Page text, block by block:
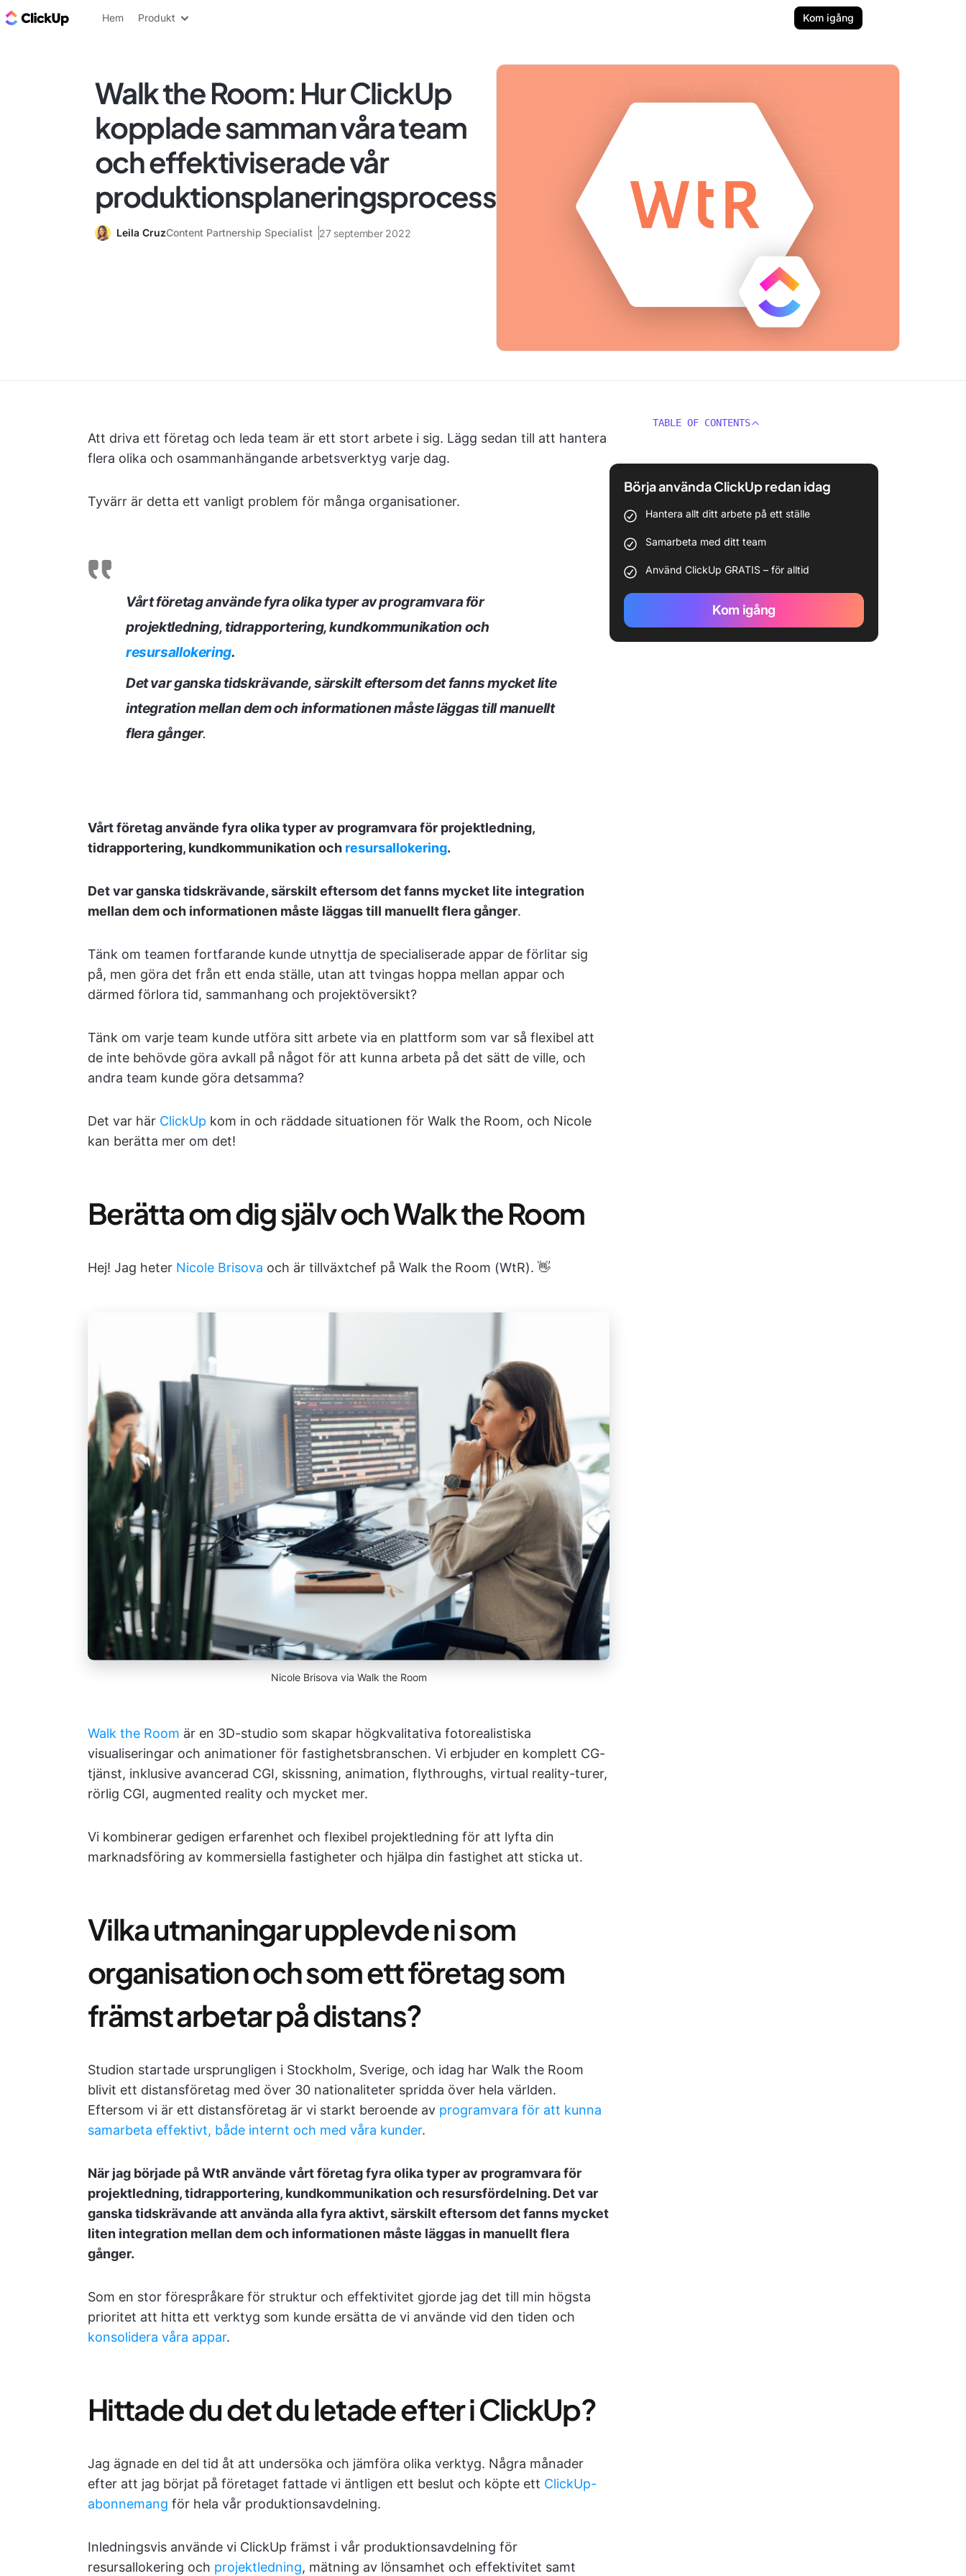
ClickUp-bloggen
Hem Produkt Kom igång
Walk the Room: Hur ClickUp
kopplade samman våra team
och effektiviserade vår
produktionsplaneringsprocess
Leila CruzContent Partnership Specialist 27 september 2022
Att driva ett företag och leda team är ett stort arbete i sig. Lägg sedan till att hantera
flera olika och osammanhängande arbetsverktyg varje dag.
Tyvärr är detta ett vanligt problem för många organisationer.
Vårt företag använde fyra olika typer av programvara för
projektledning, tidrapportering, kundkommunikation och
resursallokering.
Det var ganska tidskrävande, särskilt eftersom det fanns mycket lite
integration mellan dem och informationen måste läggas till manuellt
flera gånger.
Vårt företag använde fyra olika typer av programvara för projektledning,
tidrapportering, kundkommunikation och resursallokering.
Det var ganska tidskrävande, särskilt eftersom det fanns mycket lite integration
mellan dem och informationen måste läggas till manuellt flera gånger.
Tänk om teamen fortfarande kunde utnyttja de specialiserade appar de förlitar sig
på, men göra det från ett enda ställe, utan att tvingas hoppa mellan appar och
därmed förlora tid, sammanhang och projektöversikt?
Tänk om varje team kunde utföra sitt arbete via en plattform som var så flexibel att
de inte behövde göra avkall på något för att kunna arbeta på det sätt de ville, och
andra team kunde göra detsamma?
Det var här ClickUp kom in och räddade situationen för Walk the Room, och Nicole
kan berätta mer om det!
Berätta om dig själv och Walk the Room
Hej! Jag heter Nicole Brisova och är tillväxtchef på Walk the Room (WtR). 👋
Nicole Brisova via Walk the Room
Walk the Room är en 3D-studio som skapar högkvalitativa fotorealistiska
visualiseringar och animationer för fastighetsbranschen. Vi erbjuder en komplett CG-
tjänst, inklusive avancerad CGI, skissning, animation, flythroughs, virtual reality-turer,
rörlig CGI, augmented reality och mycket mer.
Vi kombinerar gedigen erfarenhet och flexibel projektledning för att lyfta din
marknadsföring av kommersiella fastigheter och hjälpa din fastighet att sticka ut.
Vilka utmaningar upplevde ni som
organisation och som ett företag som
främst arbetar på distans?
Studion startade ursprungligen i Stockholm, Sverige, och idag har Walk the Room
blivit ett distansföretag med över 30 nationaliteter spridda över hela världen.
Eftersom vi är ett distansföretag är vi starkt beroende av programvara för att kunna
samarbeta effektivt, både internt och med våra kunder.
När jag började på WtR använde vårt företag fyra olika typer av programvara för
projektledning, tidrapportering, kundkommunikation och resursfördelning. Det var
ganska tidskrävande att använda alla fyra aktivt, särskilt eftersom det fanns mycket
liten integration mellan dem och informationen måste läggas in manuellt flera
gånger.
Som en stor förespråkare för struktur och effektivitet gjorde jag det till min högsta
prioritet att hitta ett verktyg som kunde ersätta de vi använde vid den tiden och
konsolidera våra appar.
Hittade du det du letade efter i ClickUp?
Jag ägnade en del tid åt att undersöka och jämföra olika verktyg. Några månader
efter att jag börjat på företaget fattade vi äntligen ett beslut och köpte ett ClickUp-
abonnemang för hela vår produktionsavdelning.
Inledningsvis använde vi ClickUp främst i vår produktionsavdelning för
resursallokering och projektledning, mätning av lönsamhet och effektivitet samt
TABLE OF CONTENTS
Börja använda ClickUp redan idag
Hantera allt ditt arbete på ett ställe
Samarbeta med ditt team
Använd ClickUp GRATIS – för alltid
Kom igång